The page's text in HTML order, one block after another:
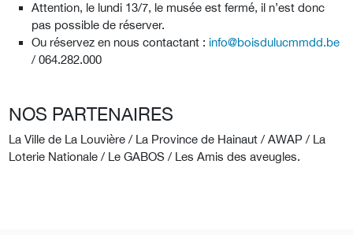
Attention, le lundi 13/7, le musée est fermé, il n’est donc
pas possible de réserver.
Ou réservez en nous contactant : info@boisdulucmmdd.be
/ 064.282.000
NOS PARTENAIRES
La Ville de La Louvière / La Province de Hainaut / AWAP / La
Loterie Nationale / Le GABOS / Les Amis des aveugles.